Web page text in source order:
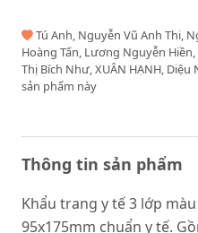
Tú Anh, Nguyễn Vũ Anh Thi,
Hoàng Tấn, Lương Nguyễn
Thị Bích Như, XUÂN HẠNH,
sản phẩm này
Thông tin sản phẩm
Khẩu trang y tế 3 lớp
95x175mm chuẩn y tế.